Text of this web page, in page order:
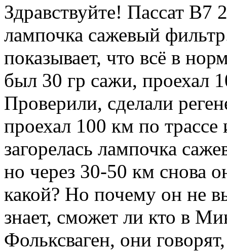
Здравствуйте! Пассат В7
лампочка сажевый
показывает, что всё в
был 30 гр сажи, проехал
Проверили, сделали
проехал 100 км по
загорелась лампочка
но через 30-50 км снова
какой? Но почему он не
знает, сможет ли кто в
Фольксваген, они